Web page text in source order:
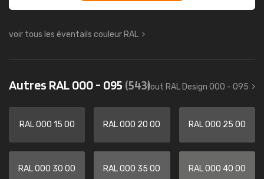
voir tous les éventails couleur RAL
Autres RAL 000 - 095 (543)tout RAL Design 000 - 095
RAL 000 15 00 RAL 000 20 00 RAL 000 25 00
RAL 000 30 00 RAL 000 35 00 RAL 000 40 00